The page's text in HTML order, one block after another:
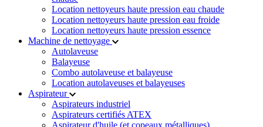
Location nettoyeurs haute pression eau chaude
Location nettoyeurs haute pression eau froide
Location nettoyeurs haute pression essence
Machine de nettoyage
Autolaveuse
Balayeuse
Combo autolaveuse et balayeuse
Location autolaveuses et balayeuses
Aspirateur
Aspirateurs industriel
Aspirateurs certifiés ATEX
Aspirateur d'huile (et copeaux métalliques)